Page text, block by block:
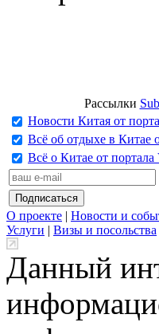
Рассылки
Новости Китая от
Всё об отдыхе в Китае
Всё о Китае от портала
О проекте | Новости и
Услуги | Визы и посольства
Данный